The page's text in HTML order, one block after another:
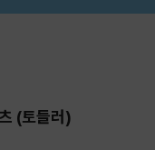
(토들러)